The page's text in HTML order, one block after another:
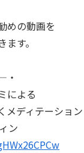
めの動画を
す。
・
による
メディテーション
ン